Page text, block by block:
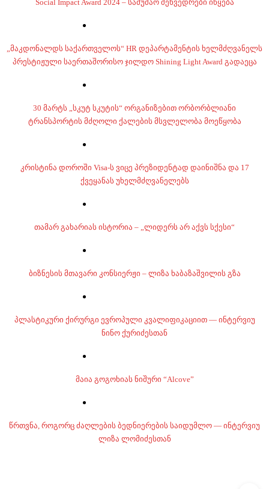
Social Impact Award 2024 – სამუშაო შეხვედრები იწყება
„მაკდონალდს საქართველოს“ HR დეპარტამენტის ხელმძღვანელს
პრესტიჟული საერთაშორისო ჯილდო Shining Light Award გადაეცა
30 მარტს „სკუტ სკუტის“ ორგანიზებით ორბორბლიანი
ტრანსპორტის მძღოლი ქალების მსვლელობა მოეწყობა
კრისტინა დოროში Visa-ს ვიცე პრეზიდენტად დაინიშნა და 17
ქვეყანას უხელმძღვანელებს
თამარ გახარიას ისტორია – „ლიდერს არ აქვს სქესი“
ბიზნესის მთავარი კონსიერჟი – ლიზა ხაბაზაშვილის გზა
პლასტიკური ქირურგი ევროპული კვალიფიკაციით — ინტერვიუ
ნინო ქურიძესთან
მაია გოგოხიას ნიშური “Alcove”
წრთვნა, როგორც ძაღლების ბედნიერების საიდუმლო — ინტერვიუ
ლიზა ლომიძესთან